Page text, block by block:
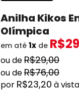
Anilha Kikos
Olímpica
R$29,00
R$76,00
R$23,20 à vista
em até 1xde